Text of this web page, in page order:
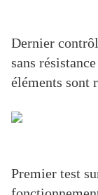
Dernier
sans
éléments sont
Premier test